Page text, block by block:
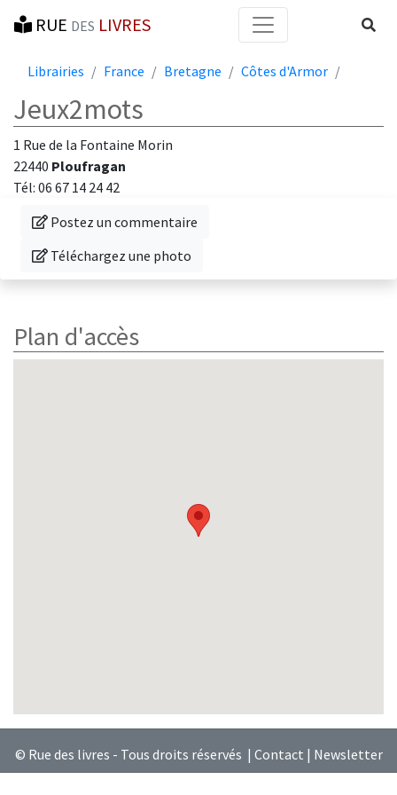
RUE DES LIVRES
Librairies France Bretagne Côtes d'Armor
Jeux2mots
1 Rue de la Fontaine Morin
22440 Ploufragan
Tél: 06 67 14 24 42
Donnez votre avis sur cette librairie
Postez un commentaire
Téléchargez une photo de cette librairie
Téléchargez une photo
Plan d'accès
© Rue des livres - Tous droits réservés | Contact | Newsletter